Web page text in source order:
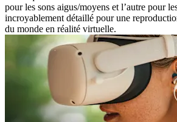
pour les sons aigus/moyens et l’autre pour
incroyablement détaillé pour une
du monde en réalité virtuelle.